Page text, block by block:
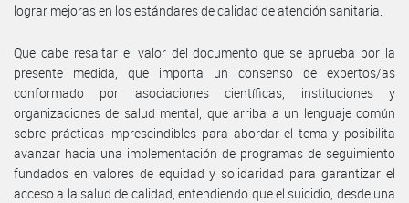
lograr mejoras en los estándares de calidad de atención sanitaria.
Que cabe resaltar el valor del documento que se aprueba por la
presente medida, que importa un consenso de expertos/as
conformado por asociaciones científicas, instituciones y
organizaciones de salud mental, que arriba a un lenguaje común
sobre prácticas imprescindibles para abordar el tema y posibilita
avanzar hacia una implementación de programas de seguimiento
fundados en valores de equidad y solidaridad para garantizar el
acceso a la salud de calidad, entendiendo que el suicidio, desde una